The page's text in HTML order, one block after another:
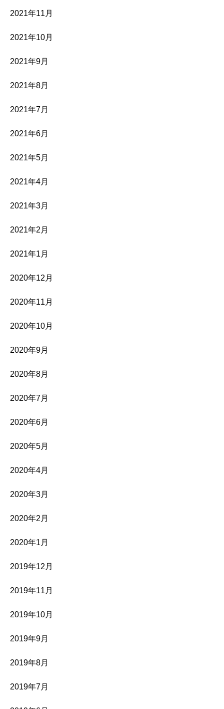
2021年11月
2021年10月
2021年9月
2021年8月
2021年7月
2021年6月
2021年5月
2021年4月
2021年3月
2021年2月
2021年1月
2020年12月
2020年11月
2020年10月
2020年9月
2020年8月
2020年7月
2020年6月
2020年5月
2020年4月
2020年3月
2020年2月
2020年1月
2019年12月
2019年11月
2019年10月
2019年9月
2019年8月
2019年7月